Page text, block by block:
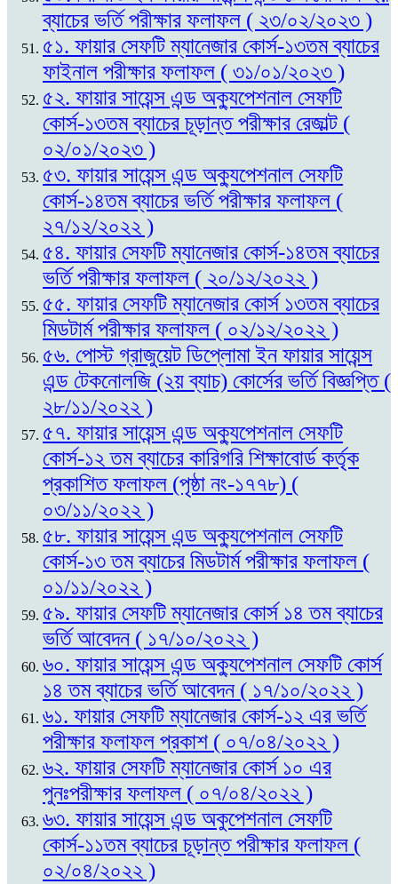
ব্যাচের ভর্তি পরীক্ষার ফলাফল ( ২৩/০২/২০২৩ )
৫১. ফায়ার সেফটি ম্যানেজার কোর্স-১৩তম ব্যাচের
ফাইনাল পরীক্ষার ফলাফল ( ৩১/০১/২০২৩ )
৫২. ফায়ার সায়েন্স এন্ড অক্যুপেশনাল সেফটি
কোর্স-১৩তম ব্যাচের চূড়ান্ত পরীক্ষার রেজাল্ট (
০২/০১/২০২৩ )
৫৩. ফায়ার সায়েন্স এন্ড অক্যুপেশনাল সেফটি
কোর্স-১৪তম ব্যাচের ভর্তি পরীক্ষার ফলাফল (
২৭/১২/২০২২ )
৫৪. ফায়ার সেফটি ম্যানেজার কোর্স-১৪তম ব্যাচের
ভর্তি পরীক্ষার ফলাফল ( ২০/১২/২০২২ )
৫৫. ফায়ার সেফটি ম্যানেজার কোর্স ১৩তম ব্যাচের
মিডটার্ম পরীক্ষার ফলাফল ( ০২/১২/২০২২ )
৫৬. পোস্ট গ্রাজুয়েট ডিপ্লোমা ইন ফায়ার সায়েন্স
এন্ড টেকনোলজি (২য় ব্যাচ) কোর্সের ভর্তি বিজ্ঞপ্তি (
২৮/১১/২০২২ )
৫৭. ফায়ার সায়েন্স এন্ড অক্যুপেশনাল সেফটি
কোর্স-১২ তম ব্যাচের কারিগরি শিক্ষাবোর্ড কর্তৃক
প্রকাশিত ফলাফল (পৃষ্ঠা নং-১৭৭৮) (
০৩/১১/২০২২ )
৫৮. ফায়ার সায়েন্স এন্ড অক্যুপেশনাল সেফটি
কোর্স-১৩ তম ব্যাচের মিডটার্ম পরীক্ষার ফলাফল (
০১/১১/২০২২ )
৫৯. ফায়ার সেফটি ম্যানেজার কোর্স ১৪ তম ব্যাচের
ভর্তি আবেদন ( ১৭/১০/২০২২ )
৬০. ফায়ার সায়েন্স এন্ড অক্যুপেশনাল সেফটি কোর্স
১৪ তম ব্যাচের ভর্তি আবেদন ( ১৭/১০/২০২২ )
৬১. ফায়ার সেফটি ম্যানেজার কোর্স-১২ এর ভর্তি
পরীক্ষার ফলাফল প্রকাশ ( ০৭/০৪/২০২২ )
৬২. ফায়ার সেফটি ম্যানেজার কোর্স ১০ এর
পুনঃপরীক্ষার ফলাফল ( ০৭/০৪/২০২২ )
৬৩. ফায়ার সায়েন্স এন্ড অকুপেশনাল সেফটি
কোর্স-১১তম ব্যাচের চূড়ান্ত পরীক্ষার ফলাফল (
০২/০৪/২০২২ )